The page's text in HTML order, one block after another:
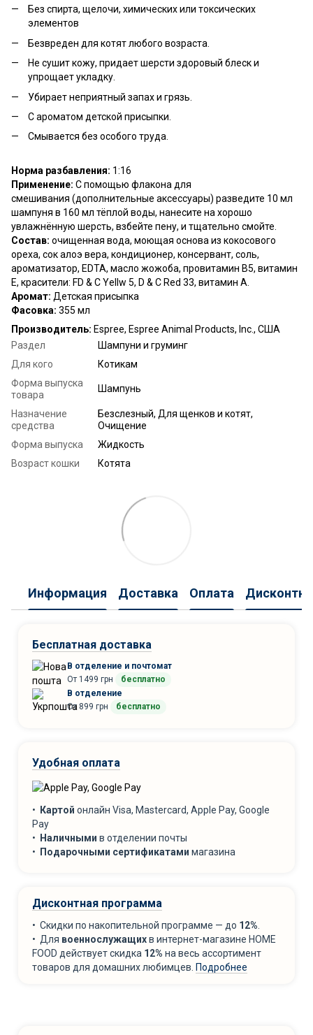
Без спирта, щелочи, химических или токсических
элементов
Безвреден для котят любого возраста.
Не сушит кожу, придает шерсти здоровый блеск и
упрощает укладку.
Убирает неприятный запах и грязь.
С ароматом детской присыпки.
Смывается без особого труда.
Норма разбавления: 1:16
Применение: С помощью флакона для
смешивания (дополнительные аксессуары) разведите 10 мл
шампуня в 160 мл тёплой воды, нанесите на хорошо
увлажнённую шерсть, взбейте пену, и тщательно смойте.
Состав: очищенная вода, моющая основа из кокосового
ореха, сок алоэ вера, кондиционер, консервант, соль,
ароматизатор, EDTA, масло жожоба, провитамин В5, витамин
Е, красители: FD & C Yellw 5, D & C Red 33, витамин А.
Аромат: Детская присыпка
Фасовка: 355 мл
Производитель: Espree, Espree Animal Products, Inc., США
Раздел
Шампуни и груминг
Для кого
Котикам
Форма выпуска
товара
Шампунь
Назначение
средства
Безслезный, Для щенков и котят,
Очищение
Форма выпуска
Жидкость
Возраст кошки
Котята
Информация Доставка Оплата
Бесплатная доставка
В отделение и почтомат
От 1499 грн
бесплатно
В отделение
От 899 грн
бесплатно
Удобная оплата
• Картой онлайн Visa, Mastercard, Apple Pay, Google
Pay
•
Наличными в отделении почты
•
Подарочными сертификатами магазина
Дисконтная программа
• Скидки по накопительной программе — до 12%
• Для военнослужащихв интернет-магазине HOME
FOOD действует скидка 12% на весь ассортимент
товаров для домашних любимцев. Подробнее